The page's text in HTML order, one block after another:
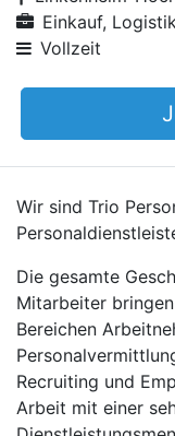
Einkauf,
Vollzeit
Wir sind Trio
Die gesamte
Mitarbeiter
Bereichen
Recruiting und
Arbeit mit einer